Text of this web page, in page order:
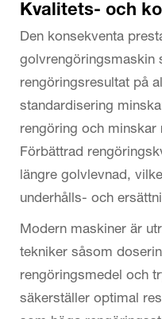
Kvalitets- och
Den konsekventa
golvrengöringsmaskin
rengöringsresultat på
standardisering
rengöring och minskar
Förbättrad
längre golvlevnad,
underhålls- och
Modern maskiner är
tekniker såsom
rengöringsmedel och
säkerställer optimal